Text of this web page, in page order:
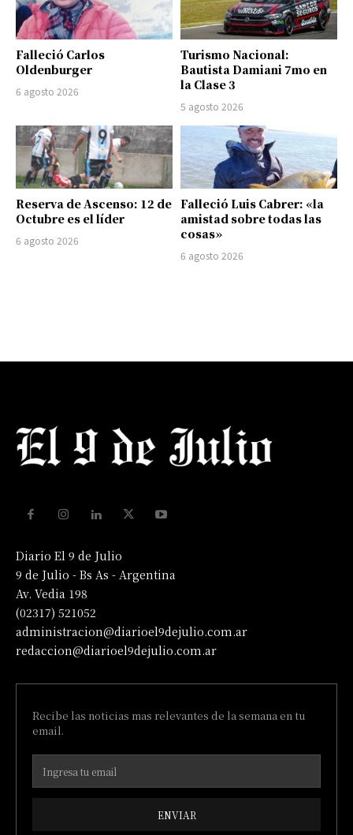
Falleció Carlos
Oldenburger
6 agosto 2026
Turismo Nacional:
Bautista Damiani 7mo en
la Clase 3
5 agosto 2026
Reserva de Ascenso: 12 de
Octubre es el líder
6 agosto 2026
Falleció Luis Cabrer: «la
amistad sobre todas las
cosas»
6 agosto 2026
Diario El 9 de Julio
9 de Julio - Bs As - Argentina
Av. Vedia 198
(02317) 521052
administracion@diarioel9dejulio.com.ar
redaccion@diarioel9dejulio.com.ar
Recibe las noticias mas relevantes de la semana en tu
email.
ENVIAR